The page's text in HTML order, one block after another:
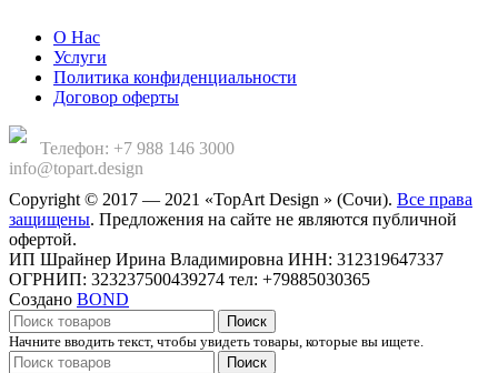
О Нас
Услуги
Политика конфиденциальности
Договор оферты
Телефон: +7 988 146 3000
info@topart.design
Copyright © 2017 — 2021 «TopArt Design » (Сочи). Все права
защищены. Предложения на сайте не являются публичной
офертой.
ИП Шрайнер Ирина Владимировна ИНН: 312319647337
ОГРНИП: 323237500439274 тел: +79885030365
Создано BOND
Поиск
Начните вводить текст, чтобы увидеть товары, которые вы ищете.
Поиск